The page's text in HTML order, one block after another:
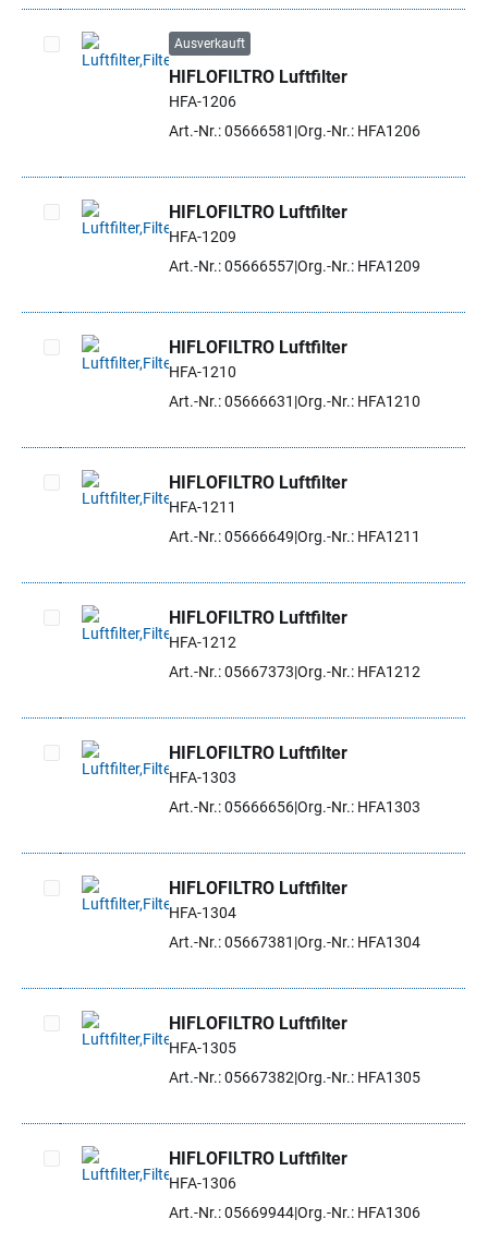
Artikel auswählen
Ausverkauft
HIFLOFILTRO Luftfilter
HFA-1206
Art.-Nr.: 05666581 Org.-Nr.: HFA1206
Artikel auswählen
HIFLOFILTRO Luftfilter
HFA-1209
Art.-Nr.: 05666557Org.-Nr.: HFA1209
Artikel auswählen
HIFLOFILTRO Luftfilter
HFA-1210
Art.-Nr.: 05666631 Org.-Nr.: HFA1210
Artikel auswählen
HIFLOFILTRO Luftfilter
HFA-1211
Art.-Nr.: 05666649 Org.-Nr.: HFA1211
Artikel auswählen
HIFLOFILTRO Luftfilter
HFA-1212
Art.-Nr.: 05667373 Org.-Nr.: HFA1212
Artikel auswählen
HIFLOFILTRO Luftfilter
HFA-1303
Art.-Nr.: 05666656Org.-Nr.: HFA1303
Artikel auswählen
HIFLOFILTRO Luftfilter
HFA-1304
Art.-Nr.: 05667381 Org.-Nr.: HFA1304
Artikel auswählen
HIFLOFILTRO Luftfilter
HFA-1305
Art.-Nr.: 05667382 Org.-Nr.: HFA1305
Artikel auswählen
HIFLOFILTRO Luftfilter
HFA-1306
Art.-Nr.: 05669944Org.-Nr.: HFA1306